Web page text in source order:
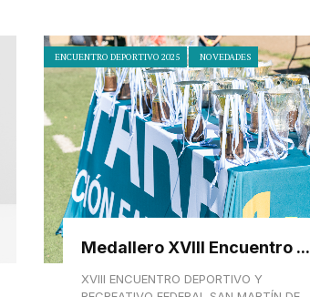
ENCUENTRO DEPORTIVO 2025 NOVEDADES
Medallero XVIII Encuentro ...
XVIII ENCUENTRO DEPORTIVO Y